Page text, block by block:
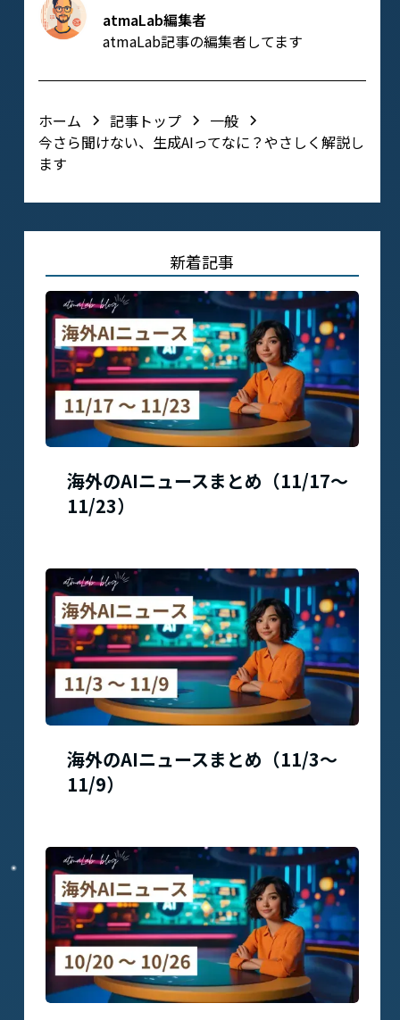
atmaLab編集者
atmaLab記事の編集者してます
ホーム 記事トップ
一般
今さら聞けない、生成AIってなに？やさしく解説し
ます
新着記事
海外のAIニュースまとめ（11/17〜
11/23）
海外のAIニュースまとめ（11/3〜
11/9）